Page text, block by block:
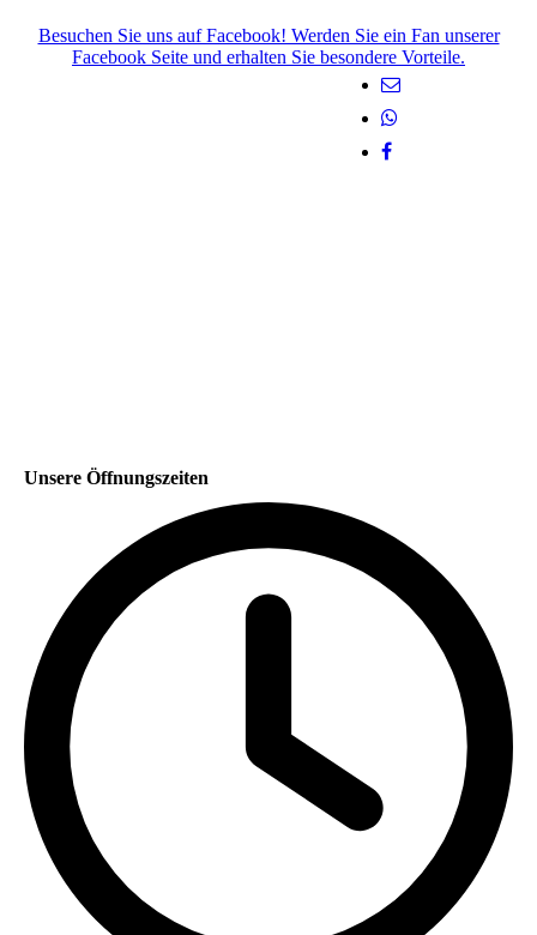
Besuchen Sie uns auf Facebook! Werden Sie ein Fan unserer
Facebook Seite und erhalten Sie besondere Vorteile.
Unsere Öffnungszeiten